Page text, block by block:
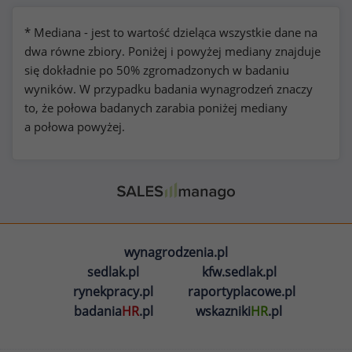
* Mediana - jest to wartość dzieląca wszystkie dane na
dwa równe zbiory. Poniżej i powyżej mediany znajduje
się dokładnie po 50% zgromadzonych w badaniu
wyników. W przypadku badania wynagrodzeń znaczy
to, że połowa badanych zarabia poniżej mediany
a połowa powyżej.
wynagrodzenia.pl
sedlak.pl
kfw.sedlak.pl
rynekpracy.pl
raportyplacowe.pl
badaniaHR.pl wskaznikiHR.pl